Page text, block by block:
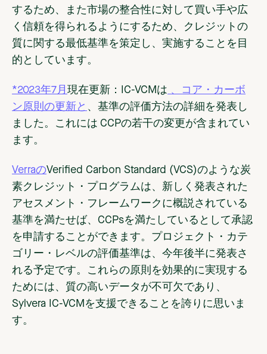
するため、また市場の整合性に対して買い手や広
く信頼を得られるようにするため、クレジットの
質に関する最低基準を策定し、実施することを目
的としています。
*2023年7月 現在更新：IC-VCMは 、コア・カーボ
ン原則の更新と 、基準の評価方法の詳細を発表し
ました。これには CCPの若干の変更が含まれてい
ます。
VerraのVerified Carbon Standard (VCS)のような炭
素クレジット・プログラムは、新しく発表された
アセスメント・フレームワークに概説されている
基準を満たせば、CCPsを満たしているとして承認
を申請することができます。プロジェクト・カテ
ゴリー・レベルの評価基準は、今年後半に発表さ
れる予定です。これらの原則を効果的に実現する
ためには、質の高いデータが不可欠であり、
Sylvera IC-VCMを支援できることを誇りに思いま
す。